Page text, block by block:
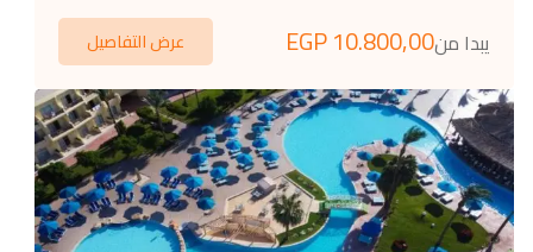
يبدا من10.800,00
EGP عرض التفاصيل